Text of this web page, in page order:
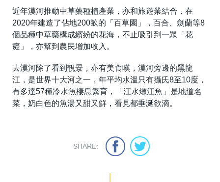
近年漠河推動中草藥種植產業，亦和旅遊業結合，在
2020年建造了佔地200畝的「百草園」，百合、劍蘭等8
個品種中草藥構成繽紛的花海，不止吸引到一眾「花
癡」，亦幫到農民增加收入。
去漠河除了看到靚景，亦有美食嘆，漠河旁邊的黑龍
江，是世界十大河之一，年平均水溫只有攝氏8至10度，
有多達57種冷水魚棲息繁育，「江水燉江魚」是地道名
菜，奶白色的魚湯又甜又鮮，看見都垂涎欲滴。
SHARE: